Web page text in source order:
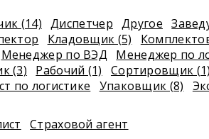
(14) Диспетчер Другое
Кладовщик (5)
Менеджер по ВЭД
Менеджер по
(3) Рабочий (1) Сортировщик (1)
по логистике Упаковщик (8)
Страховой агент